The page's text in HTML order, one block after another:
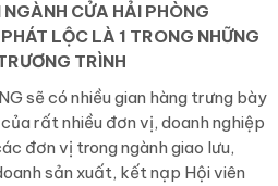
CỬA HẢI PHÒNG
LỘC LÀ 1 TRONG NHỮNG
TRÌNH
sẽ có nhiều gian hàng trưng bày
rất nhiều đơn vị, doanh nghiệp
đơn vị trong ngành giao lưu,
sản xuất, kết nạp Hội viên